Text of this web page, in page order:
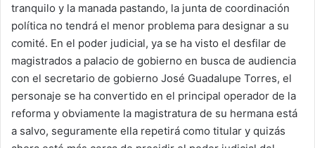
tranquilo y la manada pastando, la junta de coordinación
política no tendrá el menor problema para designar a su
comité. En el poder judicial, ya se ha visto el desfilar de
magistrados a palacio de gobierno en busca de audiencia
con el secretario de gobierno José Guadalupe Torres, el
personaje se ha convertido en el principal operador de la
reforma y obviamente la magistratura de su hermana está
a salvo, seguramente ella repetirá como titular y quizás